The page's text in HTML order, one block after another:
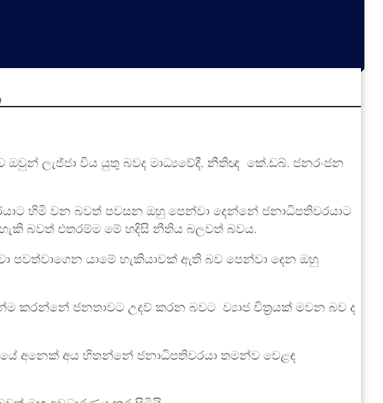
ලැජ්ජා විය යුතු බවද මාධ්‍යවේදී, නීතිඥ කේ.ඩබ්. ජනරංජන
හිමි වන බවත් පවසන ඔහු පෙන්වා දෙන්නේ ජනාධිපතිවරයාට
බවත් එතරම්ම මේ හදිසි නීතිය බලවත් බවය.
පවත්වාගෙන යාමේ හැකියාවක් ඇති බව පෙන්වා දෙන ඔහු
කරන්නේ ජනතාවට උදව් කරන බවට ව්‍යාජ චිත්‍රයක් මවන බව ද
අනෙක් අය හිතන්නේ ජනාධිපතිවරයා තමන්ව වෙළඳ